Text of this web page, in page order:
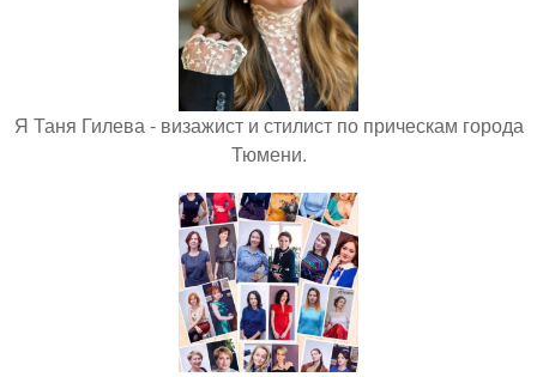
Я Таня Гилева - визажист и стилист по прическам города
Тюмени.